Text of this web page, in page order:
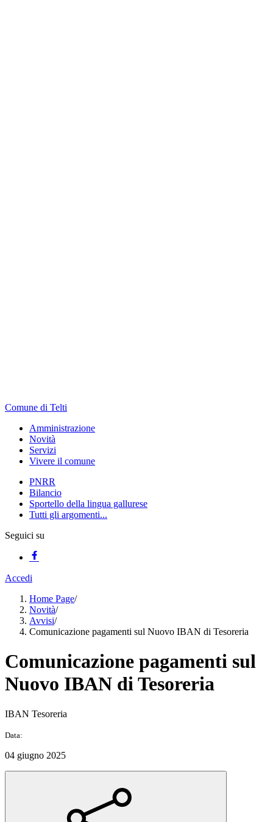
Comune di Telti
Amministrazione
Novità
Servizi
Vivere il comune
PNRR
Bilancio
Sportello della lingua gallurese
Tutti gli argomenti...
Seguici su
Accedi
Home Page/
Novità/
Avvisi/
Comunicazione pagamenti sul Nuovo IBAN di Tesoreria
Comunicazione pagamenti sul
Nuovo IBAN di Tesoreria
IBAN Tesoreria
Data:
04 giugno 2025